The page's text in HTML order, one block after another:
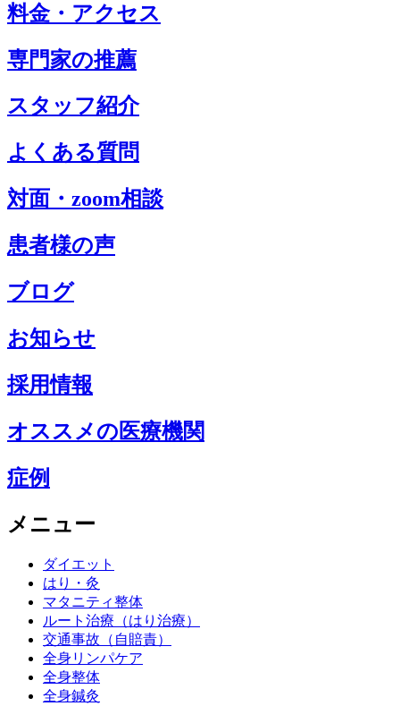
料金・アクセス
専門家の推薦
スタッフ紹介
よくある質問
対面・zoom相談
患者様の声
ブログ
お知らせ
採用情報
オススメの医療機関
症例
メニュー
ダイエット
はり・灸
マタニティ整体
ルート治療（はり治療）
交通事故（自賠責）
全身リンパケア
全身整体
全身鍼灸